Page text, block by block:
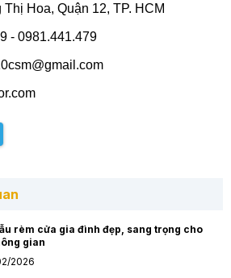
Hoa, Quận 12, TP. HCM
- 0981.441.479
rèm cửa gia đình đẹp, sang trọng cho
gian
2026